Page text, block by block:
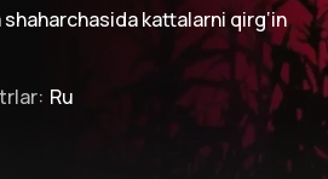
kattalarni qirg‘in
: Ru